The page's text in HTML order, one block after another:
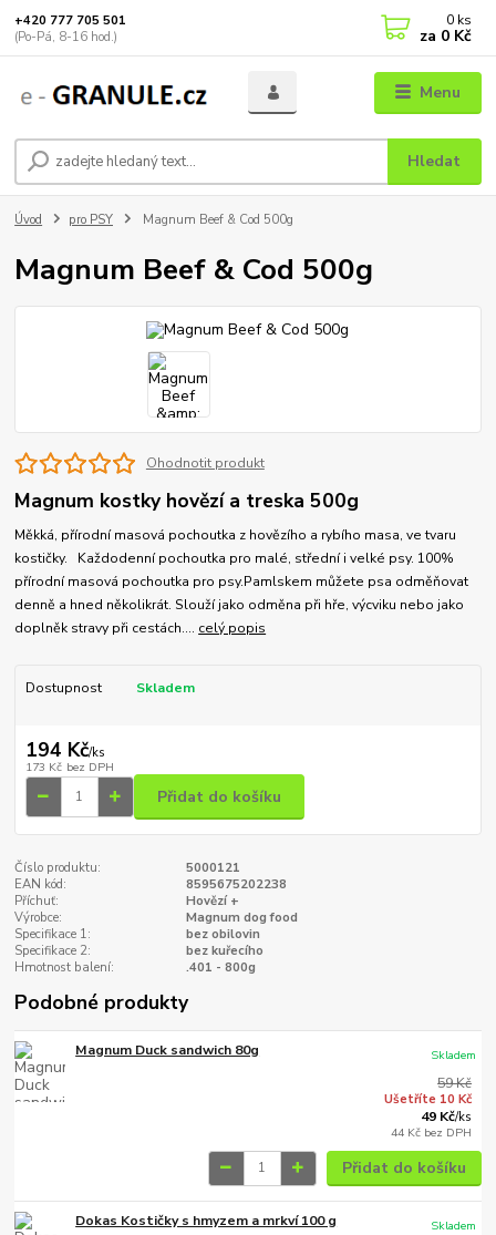
Menu
Hledat
+420 777 705 501
(Po-Pá, 8-16 hod.)
0 ks
za 0 Kč
Úvod pro PSY Magnum Beef & Cod 500g
Magnum Beef & Cod 500g
Ohodnotit produkt
Magnum kostky hovězí a treska 500g
Měkká, přírodní masová pochoutka z hovězího a rybího masa, ve tvaru
kostičky. Každodenní pochoutka pro malé, střední i velké psy. 100%
přírodní masová pochoutka pro psy.Pamlskem můžete psa odměňovat
denně a hned několikrát. Slouží jako odměna při hře, výcviku nebo jako
doplněk stravy při cestách.... celý popis
Dostupnost Skladem
194 Kč/ks
173 Kč bez DPH
Přidat do košíku
Číslo produktu:
5000121
EAN kód:
8595675202238
Příchuť:
Hovězí +
Výrobce:
Magnum dog food
Specifikace 1:
bez obilovin
Specifikace 2:
bez kuřecího
Hmotnost balení:
.401 - 800g
Podobné produkty
Magnum Duck sandwich 80g
59 Kč
Ušetříte 10 Kč
49 Kč/ks
44 Kč bez DPH
Skladem
Přidat do košíku
Dokas Kostičky s hmyzem a mrkví 100 g
Skladem